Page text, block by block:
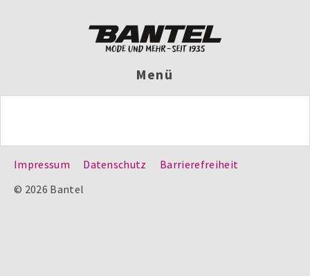
Menü
Impressum Datenschutz
Barrierefreiheit
© 2026 Bantel